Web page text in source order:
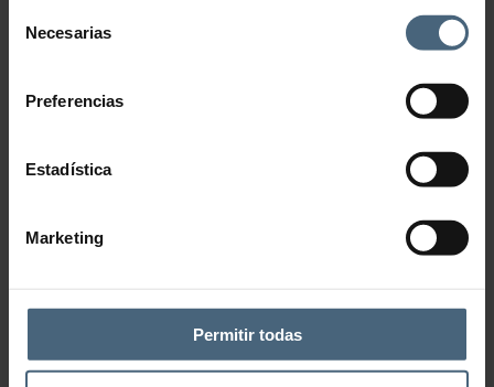
Necesarias
Preferencias
Estadística
Marketing
Permitir todas